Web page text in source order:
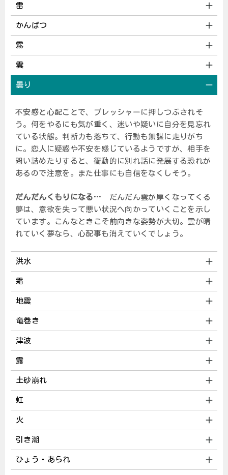
雷
かんばつ
霧
雲
曇り
不安感と心配ごとで、プレッシャーに押しつぶされそ
う。何をやるにも気が重く、迷いや疑いに自分を見忘れ
ている状態。判断カも落ちて、行動も無謀に走りがち
に。恋人に疑惑や不安を感じているようですが、相手を
問い詰めたりすると、衝動的に別れ話に発展する恐れが
あるので注意を。また仕事にも自信をなくしそう。
だんだんくもりになる… だんだん雲が厚くなってくる
夢は、意欲を失って悪い状況へ向かっていくことを示し
ています。こんなときこそ前向きな姿勢が大切。雲が晴
れていく夢なら、心配事も消えていくでしょう。
洪水
霜
地震
竜巻き
津波
露
土砂崩れ
虹
火
引き潮
ひょう・あられ